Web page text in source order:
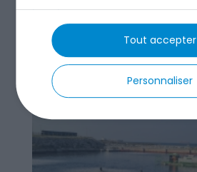
Personnaliser
Tout accepter
lire plus